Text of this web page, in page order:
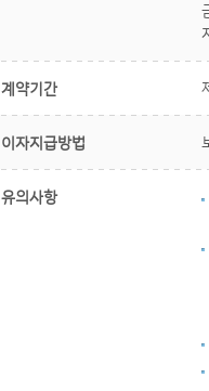
계약기간
이자지급방법
유의사항